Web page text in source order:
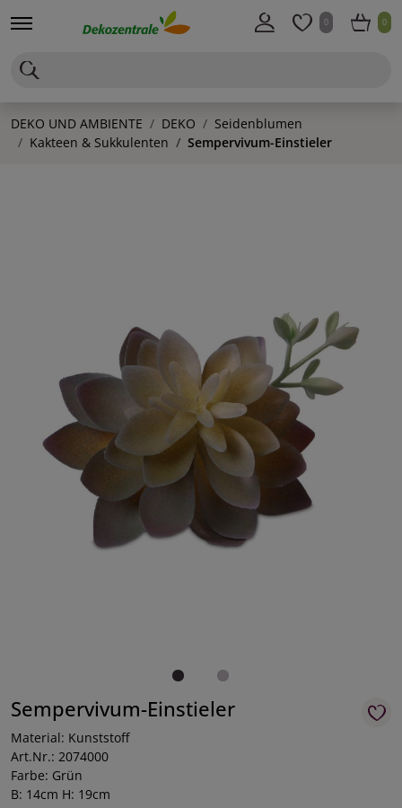
0 0
DEKO UND AMBIENTE DEKO
Seidenblumen
Kakteen & Sukkulenten
Sempervivum-Einstieler
Sempervivum-Einstieler
Material: Kunststoff
Art.Nr.: 2074000
Farbe: Grün
B: 14cm H: 19cm